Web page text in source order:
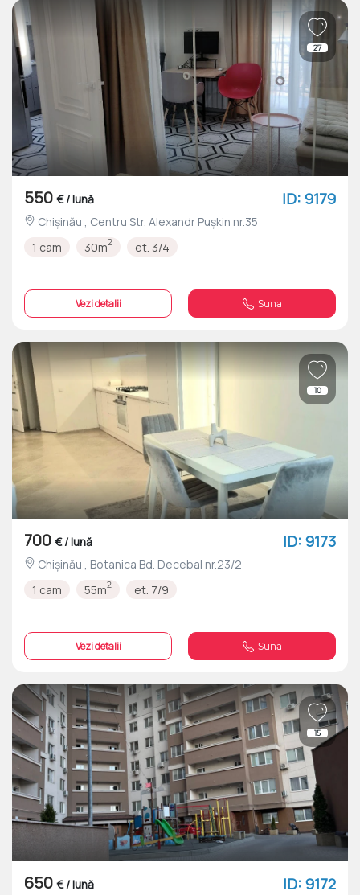
27
550 € / lună ID: 9179
Chișinău , Centru Str. Alexandr Pușkin nr.35
1 cam
30m2 et. 3/4
Vezi detalii Suna
10
700 € / lună ID: 9173
Chișinău , Botanica Bd. Decebal nr.23/2
1 cam
55m2 et. 7/9
Vezi detalii Suna
15
650 € / lună ID: 9172